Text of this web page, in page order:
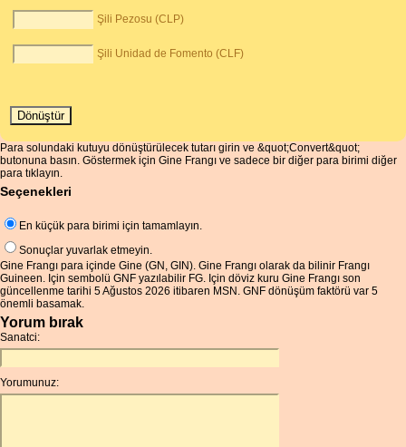
Şili Pezosu (CLP)
Şili Unidad de Fomento (CLF)
Para solundaki kutuyu dönüştürülecek tutarı girin ve &quot;Convert&quot;
butonuna basın. Göstermek için Gine Frangı ve sadece bir diğer para birimi diğer
para tıklayın.
Seçenekleri
En küçük para birimi için tamamlayın.
Sonuçlar yuvarlak etmeyin.
Gine Frangı para içinde Gine (GN, GIN). Gine Frangı olarak da bilinir Frangı
Guineen. Için sembolü GNF yazılabilir FG. Için döviz kuru Gine Frangı son
güncellenme tarihi 5 Ağustos 2026 itibaren MSN. GNF dönüşüm faktörü var 5
önemli basamak.
Yorum bırak
Sanatci:
Yorumunuz: